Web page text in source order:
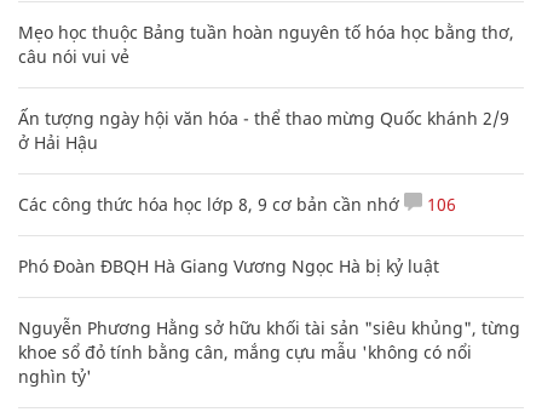
Mẹo học thuộc Bảng tuần hoàn nguyên tố hóa học bằng thơ,
câu nói vui vẻ
Ấn tượng ngày hội văn hóa - thể thao mừng Quốc khánh 2/9
ở Hải Hậu
Các công thức hóa học lớp 8, 9 cơ bản cần nhớ 106
Phó Đoàn ĐBQH Hà Giang Vương Ngọc Hà bị kỷ luật
Nguyễn Phương Hằng sở hữu khối tài sản "siêu khủng", từng
khoe sổ đỏ tính bằng cân, mắng cựu mẫu 'không có nổi
nghìn tỷ'